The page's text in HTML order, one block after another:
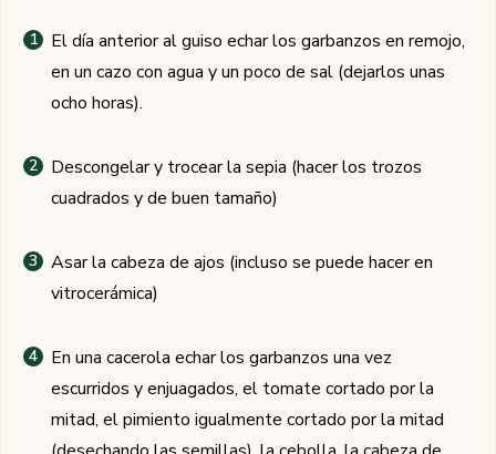
El día anterior al guiso echar los garbanzos en remojo,
en un cazo con agua y un poco de sal (dejarlos unas
ocho horas).
Descongelar y trocear la sepia (hacer los trozos
cuadrados y de buen tamaño)
Asar la cabeza de ajos (incluso se puede hacer en
vitrocerámica)
En una cacerola echar los garbanzos una vez
escurridos y enjuagados, el tomate cortado por la
mitad, el pimiento igualmente cortado por la mitad